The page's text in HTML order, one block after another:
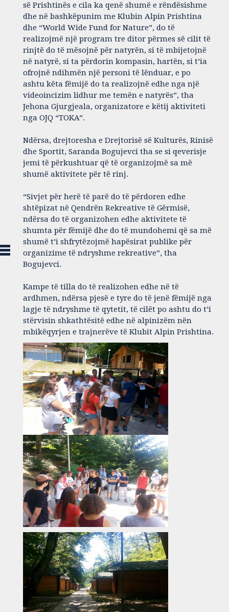
së Prishtinës e cila ka qenë shumë e rëndësishme
dhe në bashkëpunim me Klubin Alpin Prishtina
dhe “World Wide Fund for Nature”, do të
realizojmë një program tre ditor përmes së cilit të
rinjtë do të mësojnë për natyrën, si të mbijetojnë
në natyrë, si ta përdorin kompasin, hartën, si t’ia
ofrojnë ndihmën një personi të lënduar, e po
ashtu këta fëmijë do ta realizojnë edhe nga një
videoincizim lidhur me temën e natyrës”, tha
Jehona Gjurgjeala, organizatore e këtij aktiviteti
nga OJQ “TOKA”.
Ndërsa, drejtoresha e Drejtorisë së Kulturës, Rinisë
dhe Sportit, Saranda Bogujevci tha se si qeverisje
jemi të përkushtuar që të organizojmë sa më
shumë aktivitete për të rinj.
“Sivjet për herë të parë do të përdoren edhe
shtëpizat në Qendrën Rekreative të Gërmisë,
ndërsa do të organizohen edhe aktivitete të
shumta për fëmijë dhe do të mundohemi që sa më
shumë t’i shfrytëzojmë hapësirat publike për
organizime të ndryshme rekreative”, tha
Bogujevci.
Kampe të tilla do të realizohen edhe në të
ardhmen, ndërsa pjesë e tyre do të jenë fëmijë nga
lagje të ndryshme të qytetit, të cilët po ashtu do t’i
stërvisin shkathtësitë edhe në alpinizëm nën
mbikëqyrjen e trajnerëve të Klubit Alpin Prishtina.